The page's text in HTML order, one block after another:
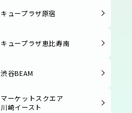
キュープラザ原宿
キュープラザ恵比寿南
渋谷BEAM
マーケットスクエア
川崎イースト